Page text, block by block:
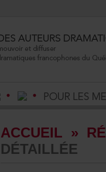
ACCUEIL »
DÉTAILLÉE